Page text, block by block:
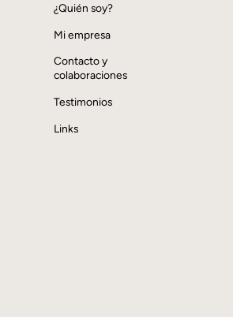
¿Quién soy?
Mi empresa
Contacto y
colaboraciones
Testimonios
Links